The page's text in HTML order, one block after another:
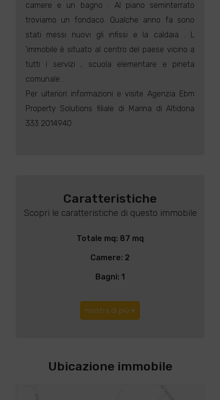
camere e un bagno . Al piano seminterrato
troviamo un fondaco. Qualche anno fa sono
stati messi nuovi gli infissi e la caldaia . L
'immobile è situato al centro del paese vicino a
tutti i servizi , scuola elementare e pineta
comunale .
Per ulteriori informazioni e visite Agenzia Ebm
Property Solutions filiale di Marina di Altidona
333 2014940
Caratteristiche
Scopri le caratteristiche di questo immobile
Totale mq: 87 mq
Camere: 2
Bagni: 1
mostra di più
Ubicazione immobile